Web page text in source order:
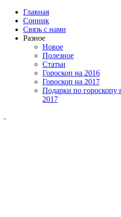
Главная
Сонник
Связь с нами
Разное
Новое
Полезное
Статьи
Гороскоп на 2016
Гороскоп на 2017
Подарки по гороскопу
2017